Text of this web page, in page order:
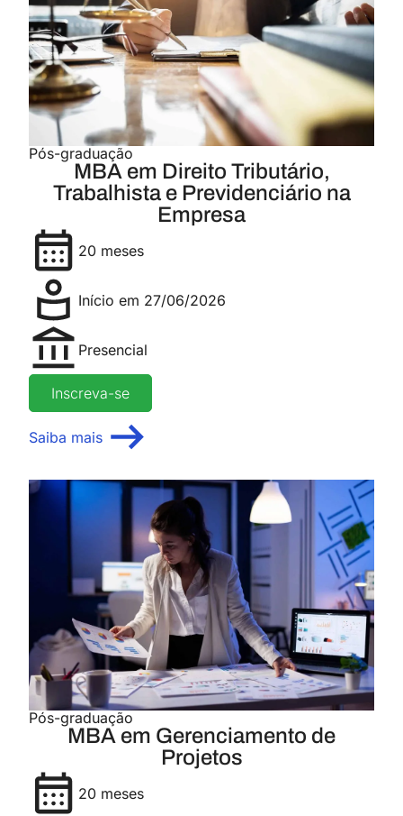
Pós-graduação
MBA em Direito Tributário,
Trabalhista e Previdenciário na
Empresa
20 meses
Início em 27/06/2026
Presencial
Inscreva-se
Saiba mais
Pós-graduação
MBA em Gerenciamento de
Projetos
20 meses